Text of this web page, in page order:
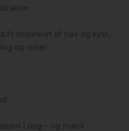
inspireret af hav og kyst,
og rejser.
i dag – og mærk